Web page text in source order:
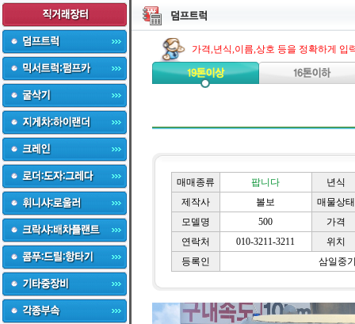
가격,년식,이름,상호 등을 정확하게 입
매매종류 팝니다
년식
제작사
볼보
매물상태
모델명
500
가격
연락처
010-3211-3211
위치
등록인
삼일중